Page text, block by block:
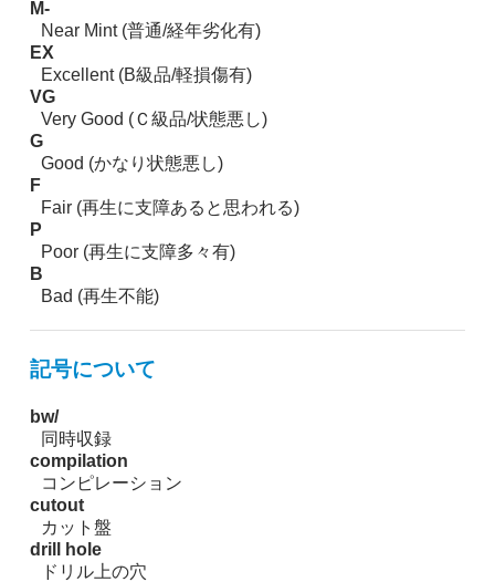
M-
Near Mint (普通/経年劣化有)
EX
Excellent (B級品/軽損傷有)
VG
Very Good (Ｃ級品/状態悪し)
G
Good (かなり状態悪し)
F
Fair (再生に支障あると思われる)
P
Poor (再生に支障多々有)
B
Bad (再生不能)
記号について
bw/
同時収録
compilation
コンピレーション
cutout
カット盤
drill hole
ドリル上の穴